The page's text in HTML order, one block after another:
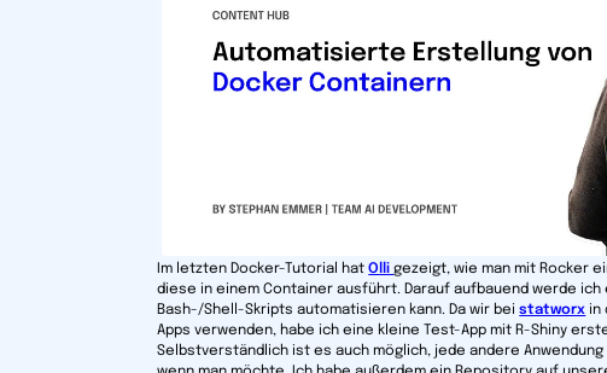
Im letzten Docker-Tutorial hatOlligezeigt, wie man mit Rocker
diese in einem Container ausführt. Darauf aufbauend werde
Bash-/Shell-Skripts automatisieren kann. Da wir beistatworx in
Apps verwenden, habe ich eine kleine Test-App mit R-Shiny
Selbstverständlich ist es auch möglich, jede andere